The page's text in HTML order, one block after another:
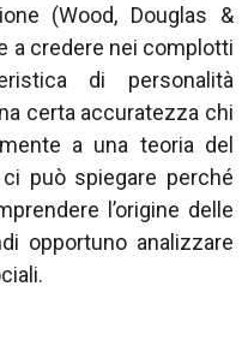
(Wood, Douglas &
a credere nei complotti
di personalità
certa accuratezza chi
a una teoria del
può spiegare perché
l’origine delle
opportuno analizzare